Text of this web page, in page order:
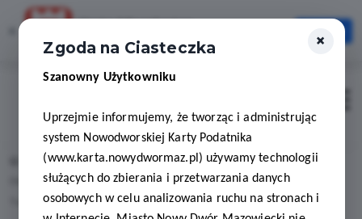
Szybciej, wygodniej, zawsze pod ręką
Otwórz
Home
Lista aktualności
Organizujesz spotkanie lub wydarzenie? Skorzystaj z oferty Modlin
Twierdza Front Team i rabatu z NKP
×
Zgoda na Ciasteczka
Szanowny Użytkowniku
Uprzejmie informujemy, że tworząc i administrując
system Nowodworskiej Karty Podatnika
(www.karta.nowydwormaz.pl) używamy technologii
służących do zbierania i przetwarzania danych
osobowych w celu analizowania ruchu na stronach i